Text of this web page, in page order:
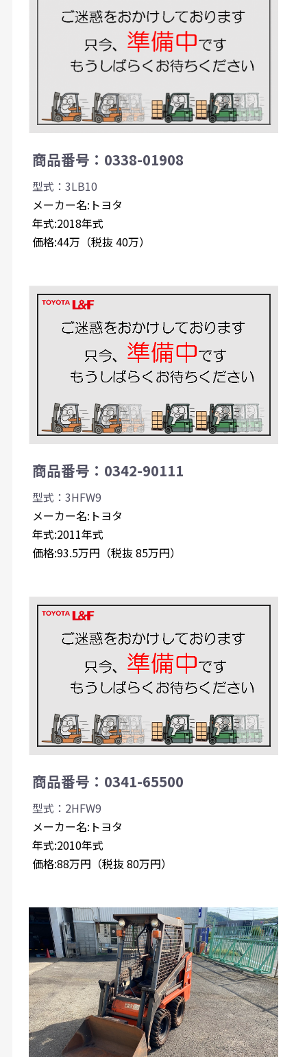
商品番号：0338-01908
型式：3LB10
メーカー名:トヨタ
年式:2018年式
価格:44万（税抜 40万）
商品番号：0342-90111
型式：3HFW9
メーカー名:トヨタ
年式:2011年式
価格:93.5万円（税抜 85万円）
商品番号：0341-65500
型式：2HFW9
メーカー名:トヨタ
年式:2010年式
価格:88万円（税抜 80万円）